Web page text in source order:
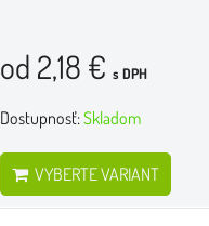
od 2,18 € s DPH
Dostupnosť:Skladom
VYBERTE VARIANT